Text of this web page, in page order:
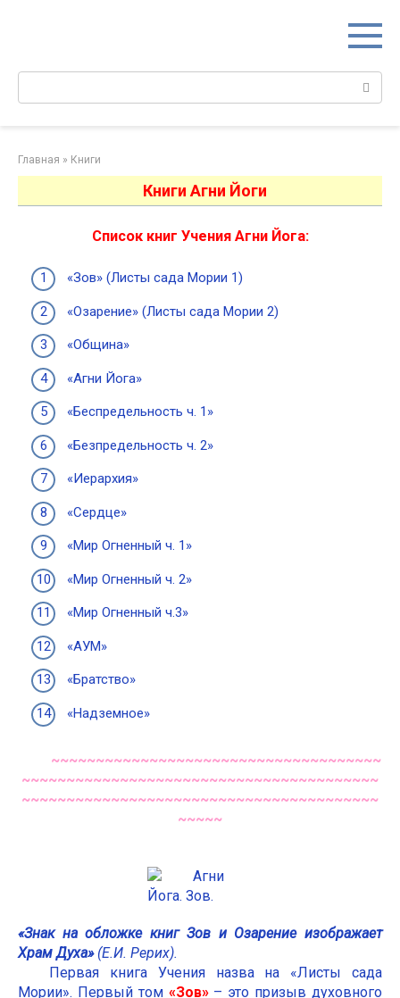
Поиск:
Главная » Книги
Книги Агни Йоги
Список книг Учения Агни Йога:
«Зов» (Листы сада Мории 1)
«Озарение» (Листы сада Мории 2)
«Община»
«Агни Йога»
«Беспредельность ч. 1»
«Безпредельность ч. 2»
«Иерархия»
«Сердце»
«Мир Огненный ч. 1»
«Мир Огненный ч. 2»
«Мир Огненный ч.3»
«АУМ»
«Братство»
«Надземное»
~~~~~~~~~~~~~~~~~~~~~~~~~~~~~~~~~~~~~
~~~~~~~~~~~~~~~~~~~~~~~~~~~~~~~~~~~~~~~~
~~~~~~~~~~~~~~~~~~~~~~~~~~~~~~~~~~~~~~~~
~~~~~
«Знак на обложке книг Зов и Озарение изображает
Храм Духа» (Е.И. Рерих).
Первая книга Учения назва на «Листы сада
Мории». Первый том «Зов»– это призыв духовного